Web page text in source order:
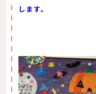
します。